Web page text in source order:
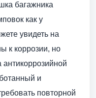
багажника
как у
увидеть на
к коррозии, но
антикоррозийной
и
повторной